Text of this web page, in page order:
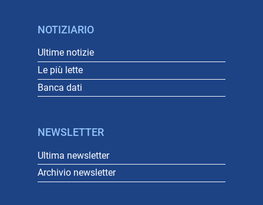
NOTIZIARIO
Ultime notizie
Le più lette
Banca dati
NEWSLETTER
Ultima newsletter
Archivio newsletter